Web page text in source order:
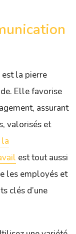
est la pierre
Elle favorise
assurant
valorisés et
est tout aussi
les employés et
clés d’une